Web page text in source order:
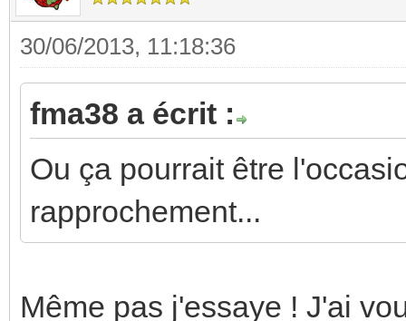
30/06/2013, 11:18:36
fma38 a écrit :
Ou ça pourrait être
rapprochement...
Même pas j'essaye ! J'ai